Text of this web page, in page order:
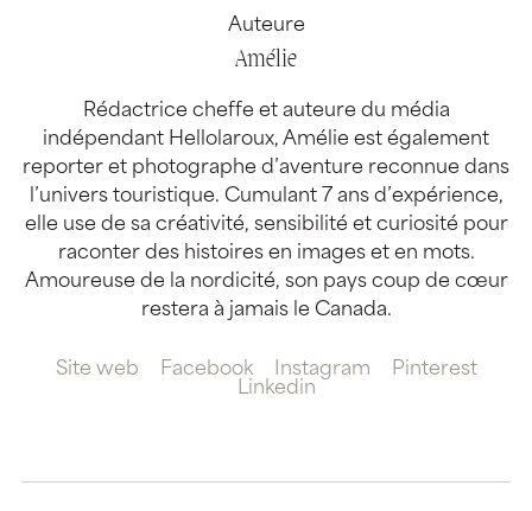
Auteure
Amélie
Rédactrice cheffe et auteure du média
indépendant Hellolaroux, Amélie est également
reporter et photographe d’aventure reconnue dans
l’univers touristique. Cumulant 7 ans d’expérience,
elle use de sa créativité, sensibilité et curiosité pour
raconter des histoires en images et en mots.
Amoureuse de la nordicité, son pays coup de cœur
restera à jamais le Canada.
Site web Facebook Instagram
Pinterest
Linkedin